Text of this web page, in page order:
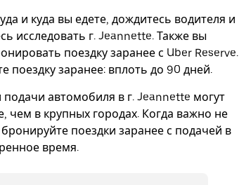
и куда вы едете, дождитесь водителя и
исследовать г. Jeannette. Также вы
поездку заранее с Uber Reserve.
поездку заранее: вплоть до 90 дней.
подачи автомобиля в г. Jeannette могут
чем в крупных городах. Когда важно не
поездки заранее с подачей в
время.